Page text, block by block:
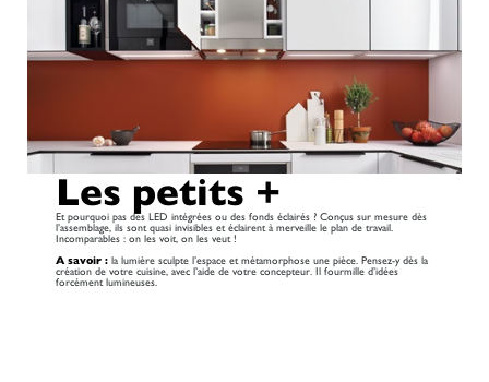
Les petits +
Et pourquoi pas des LED intégrées ou des fonds éclairés ? Conçus sur mesure dès
l’assemblage, ils sont quasi invisibles et éclairent à merveille le plan de travail.
Incomparables : on les voit, on les veut !
A savoir : la lumière sculpte l’espace et métamorphose une pièce. Pensez-y dès la
création de votre cuisine, avec l’aide de votre concepteur. Il fourmille d’idées
forcément lumineuses.